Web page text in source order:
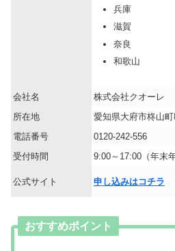
兵庫
滋賀
奈良
和歌山
会社名
株式会社クオーレ
所在地
愛知県大府市柊山町
電話番号
0120-242-556
受付時間
9:00～17:00（年末
公式サイト 申し込みはコチラ
おすすめポイント